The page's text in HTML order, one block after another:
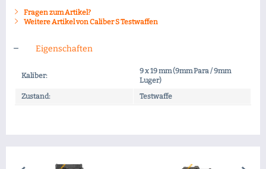
Fragen zum Artikel?
Weitere Artikel von Caliber S Testwaffen
Eigenschaften
Kaliber:
9 x 19 mm (9mm Para / 9mm
Luger)
Zustand:
Testwaffe